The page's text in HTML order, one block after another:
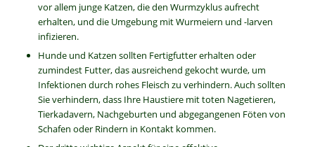
vor allem junge Katzen, die den Wurmzyklus aufrecht
erhalten, und die Umgebung mit Wurmeiern und -larven
infizieren.
Hunde und Katzen sollten Fertigfutter erhalten oder
zumindest Futter, das ausreichend gekocht wurde, um
Infektionen durch rohes Fleisch zu verhindern. Auch sollten
Sie verhindern, dass Ihre Haustiere mit toten Nagetieren,
Tierkadavern, Nachgeburten und abgegangenen Föten von
Schafen oder Rindern in Kontakt kommen.